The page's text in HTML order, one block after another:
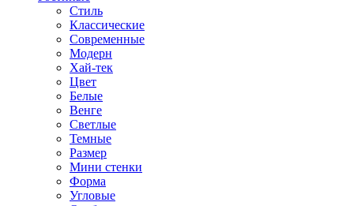
Стиль
Классические
Современные
Модерн
Хай-тек
Цвет
Белые
Венге
Светлые
Темные
Размер
Мини стенки
Форма
Угловые